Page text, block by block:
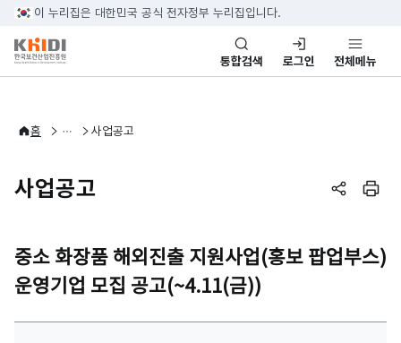
본문 바로가기
이 누리집은 대한민국 공식 전자정부 누리집입니다.
통합검색 로그인 전체메뉴
홈
알림·소식 사업공고
사업공고 페이지 공
페이
중소 화장품 해외진출 지원사업(홍보 팝업부스)
운영기업 모집 공고(~4.11(금))